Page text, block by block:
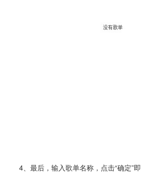
4、最后，输入歌单名称，点击“确定”